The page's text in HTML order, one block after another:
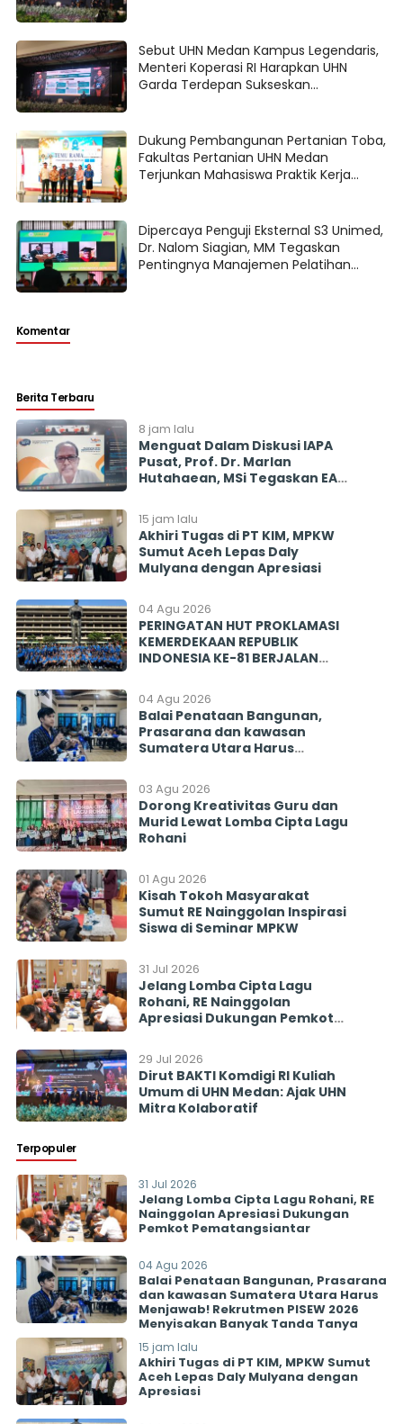
Sebut UHN Medan Kampus Legendaris,
Menteri Koperasi RI Harapkan UHN
Garda Terdepan Sukseskan
Dukung Pembangunan Pertanian Toba,
Fakultas Pertanian UHN Medan
Terjunkan Mahasiswa Praktik Kerja
Dipercaya Penguji Eksternal S3 Unimed,
Dr. Nalom Siagian, MM Tegaskan
Pentingnya Manajemen Pelatihan
Komentar
Berita Terbaru
8 jam lalu
Menguat Dalam Diskusi IAPA
Pusat, Prof. Dr. Marlan
Hutahaean, MSi Tegaskan EAP
Mencegah Politisasi Pirokrasi
15 jam lalu
Akhiri Tugas di PT KIM, MPKW
Sumut Aceh Lepas Daly
Mulyana dengan Apresiasi
04 Agu 2026
PERINGATAN HUT PROKLAMASI
KEMERDEKAAN REPUBLIK
INDONESIA KE-81 BERJALAN
BANGSA
04 Agu 2026
Balai Penataan Bangunan,
Prasarana dan kawasan
Sumatera Utara Harus
2026 Menyisakan Banyak
Tanda Tanya
03 Agu 2026
Dorong Kreativitas Guru dan
Murid Lewat Lomba Cipta Lagu
Rohani
01 Agu 2026
Kisah Tokoh Masyarakat
Sumut RE Nainggolan Inspirasi
Siswa di Seminar MPKW
31 Jul 2026
Jelang Lomba Cipta Lagu
Rohani, RE Nainggolan
Apresiasi Dukungan Pemkot
29 Jul 2026
Dirut BAKTI Komdigi RI Kuliah
Umum di UHN Medan: Ajak UHN
Mitra Kolaboratif
Terpopuler
31 Jul 2026
Jelang Lomba Cipta Lagu Rohani, RE
Nainggolan Apresiasi Dukungan
Pemkot Pematangsiantar
04 Agu 2026
Balai Penataan Bangunan, Prasarana
dan kawasan Sumatera Utara Harus
Menjawab! Rekrutmen PISEW 2026
Menyisakan Banyak Tanda Tanya
15 jam lalu
Akhiri Tugas di PT KIM, MPKW Sumut
Aceh Lepas Daly Mulyana dengan
Apresiasi